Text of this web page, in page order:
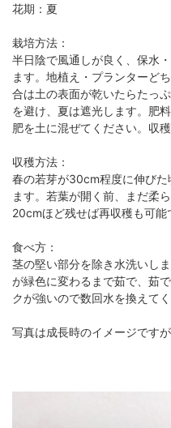
花期：夏
栽培方法：
半日陰で風通しが良く、保水
ます。地植え・プランターど
合は土の表面が乾いたらたっ
を避け、夏は遮光します。肥
肥を土に混ぜてください。収
収穫方法：
春の若芽が30cm程度に伸び
ます。若葉が開く前、まだ柔
20cmほど残せば再収穫も可能
食べ方：
茎の堅い部分を除き水洗いし
が緑色に変わるまで茹で、茹
クが強いので数回水を換えてく
写真は成長時のイメージです